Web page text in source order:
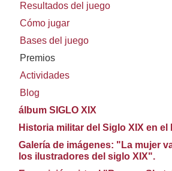
Resultados del juego
Cómo jugar
Bases del juego
Premios
Actividades
Blog
álbum SIGLO XIX
Historia militar del Siglo XIX en el
Galería de imágenes: "La mujer
los ilustradores del siglo XIX".